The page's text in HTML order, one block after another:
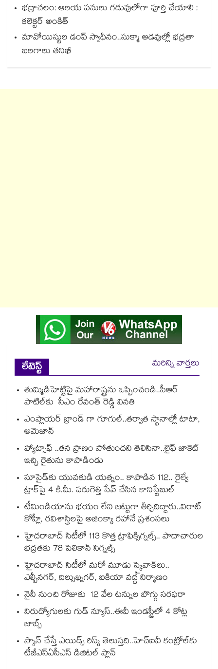
భద్రాచలం: ఆలయ పనులు గడువులోగా పూర్తి చేయాలి :
కలెక్టర్ అంకిత్
మావోయిస్టుల డంప్ స్వాధీనం..సుక్మా అడవుల్లో భద్రతా
బలగాలు తనిఖీ
లేటెస్ట్
మరిన్ని వార్తలు
తుమ్మిడిహెట్టిపై మహారాష్ట్రను ఒప్పించండి..సీఆర్
పాటిల్‌‌‌‌‌‌‌‌‌‌‌‌‌‌‌‌కు సీఎం రేవంత్ రెడ్డి విన‌‌‌‌తి
ఎంప్లాయర్ బ్రాండ్ గా గూగుల్..తర్వాత స్థానాల్లో టాటా,
అమెజాన్
హ్యాట్సాఫ్ ..తన ప్రాణం పోతుందని తెలిసినా..లైఫ్ జాకెట్‌‌‌‌‌‌‌‌
ఇచ్చి రైతును కాపాడిండు
సూసైడ్‌‌‌‌కు యువకుడి యత్నం.. కాపాడిన 112.. రైల్వే
ట్రాక్‌‌‌‌పై 4 కి.మీ. పరుగెత్తి సేవ్ చేసిన కానిస్టేబుల్
టీమిండియాను భయం లేని జట్టుగా తీర్చిదిద్దారు..విరాట్
కోహ్లీ, రవిశాస్త్రిలపై అజింక్యా రహానే ప్రశంసలు
హైదరాబాద్ సిటీలో 113 కొత్త ట్రాఫిక్సిగ్నల్స్.. పాదాచారుల
భద్రతకు 78 పెలికాన్ సిగ్నల్స్
హైదరాబాద్ సిటీలో మరో మూడు స్కైవాక్⁭లు..
ఎల్బీనగర్, దిల్సుఖ్నగర్, ఐకియా వద్ద నిర్మాణం
నైనీ నుంచి రోజుకు 12 వేల టన్నుల బొగ్గు సరఫరా
నిరుద్యోగులకు గుడ్ న్యూస్..ఈవీ ఇండస్ట్రీలో 4 కోట్ల
జాబ్స్
స్కాన్ చేస్తే ఎయిడ్స్ రిస్క్ తెలుస్తది..హెచ్‌‌‌‌‌‌‌‌ఐవీ కంట్రోల్‌‌‌‌‌‌‌‌కు
టీజీఎస్‌‌‌‌‌‌‌‌ఏసీఎస్ డిజిటల్ ప్లాన్